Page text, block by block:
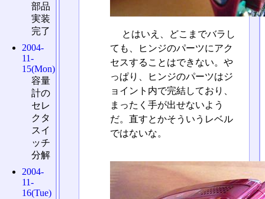
とはいえ、どこまでバラし
ても、ヒンジのパーツにアク
セスすることはできない。や
っぱり、ヒンジのパーツはジ
ョイント内で完結しており、
まったく手が出せないよう
だ。直すとかそういうレベル
ではないな。
部品
実装
完了
2004-
11-
15(Mon)
容量
計の
セレ
クタ
スイ
ッチ
分解
2004-
11-
16(Tue)